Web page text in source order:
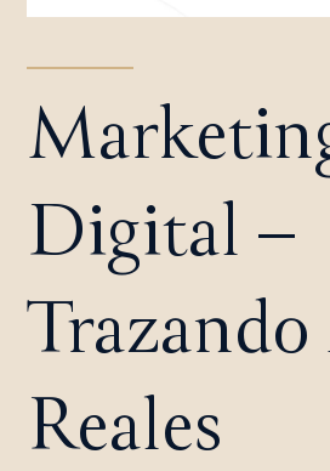
Digital –
Reales